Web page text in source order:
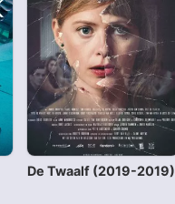
De Twaalf (2019-2019)